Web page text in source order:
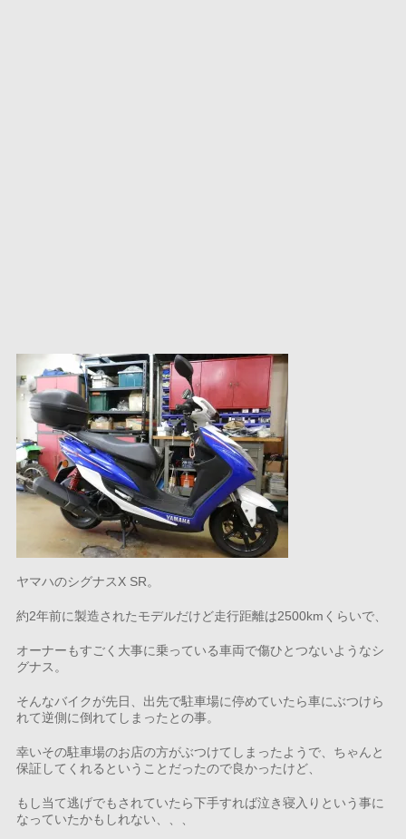
ヤマハのシグナスX SR。
約2年前に製造されたモデルだけど走行距離は2500kmくらいで、
オーナーもすごく大事に乗っている車両で傷ひとつないようなシ
グナス。
そんなバイクが先日、出先で駐車場に停めていたら車にぶつけら
れて逆側に倒れてしまったとの事。
幸いその駐車場のお店の方がぶつけてしまったようで、ちゃんと
保証してくれるということだったので良かったけど、
もし当て逃げでもされていたら下手すれば泣き寝入りという事に
なっていたかもしれない、、、